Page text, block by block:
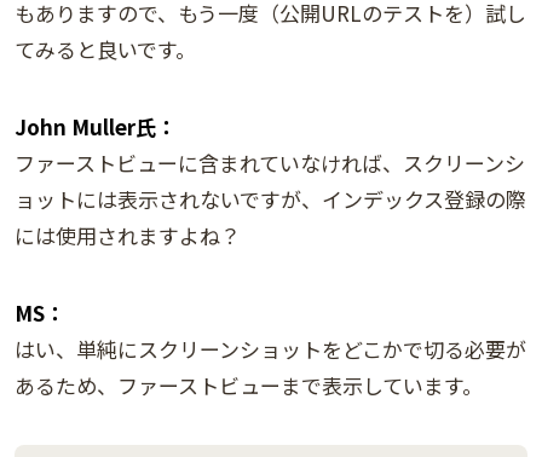
もありますので、もう一度（公開URLのテストを）試し
てみると良いです。
John Muller氏：
ファーストビューに含まれていなければ、スクリーンシ
ョットには表示されないですが、インデックス登録の際
には使用されますよね？
MS：
はい、単純にスクリーンショットをどこかで切る必要が
あるため、ファーストビューまで表示しています。